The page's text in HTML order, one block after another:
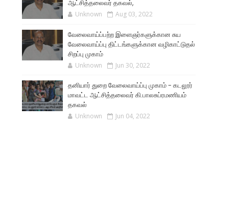
ஆட்சித்தலைவர் தகவல்,
Unknown Aug 03, 2022
வேலைவாய்ப்பற்ற இளைஞர்களுக்கான சுய
வேலைவாய்ப்பு திட்டங்களுக்கான வழிகாட்டுதல்
சிறப்பு முகாம்
Unknown Jun 30, 2022
தனியார் துறை வேலைவாய்ப்பு முகாம் - கடலூர்
மாவட்ட ஆட்சித்தலைவர் கி.பாலசுப்ரமணியம்
தகவல்
Unknown Jun 04, 2022